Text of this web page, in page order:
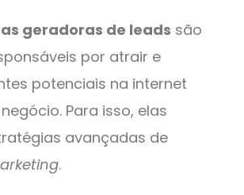
geradoras de leads são
por atrair e
potenciais na internet
Para isso, elas
avançadas de
.